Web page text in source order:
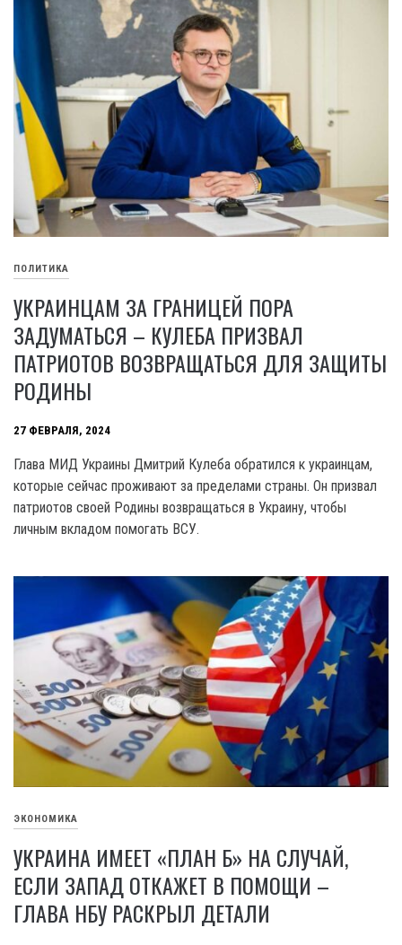
ПОЛИТИКА
УКРАИНЦАМ ЗА ГРАНИЦЕЙ ПОРА
ЗАДУМАТЬСЯ – КУЛЕБА ПРИЗВАЛ
ПАТРИОТОВ ВОЗВРАЩАТЬСЯ ДЛЯ ЗАЩИТЫ
РОДИНЫ
27 ФЕВРАЛЯ, 2024
Глава МИД Украины Дмитрий Кулеба обратился к украинцам,
которые сейчас проживают за пределами страны. Он призвал
патриотов своей Родины возвращаться в Украину, чтобы
личным вкладом помогать ВСУ.
ЭКОНОМИКА
УКРАИНА ИМЕЕТ «ПЛАН Б» НА СЛУЧАЙ,
ЕСЛИ ЗАПАД ОТКАЖЕТ В ПОМОЩИ –
ГЛАВА НБУ РАСКРЫЛ ДЕТАЛИ